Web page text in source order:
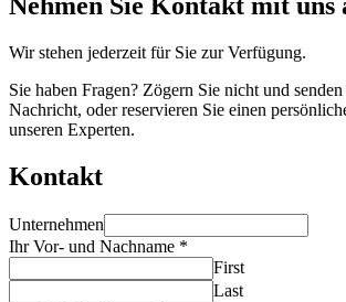
Wir stehen jederzeit für Sie zur Verfügung.
Sie haben Fragen? Zögern Sie nicht und
Nachricht, oder reservieren Sie einen
unseren Experten.
Kontakt
Unternehmen
Ihr Vor- und Nachname *
First
Last